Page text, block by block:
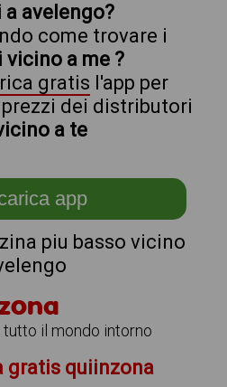
a avelengo?
come trovare i
vicino a me ?
gratis l'app per
dei distributori
a te
app
piu basso vicino
tutto il mondo intorno
gratis quiinzona